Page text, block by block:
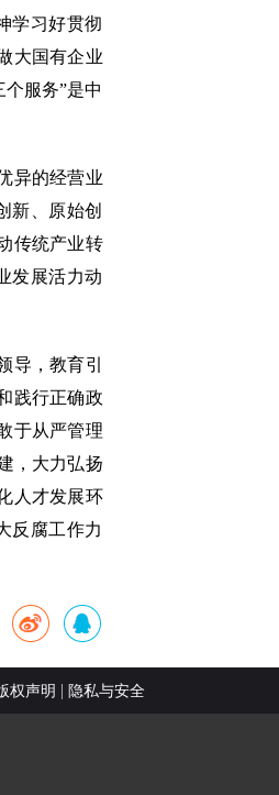
学习好贯彻
大国有企业
服务”是中
异的经营业
新、原始创
传统产业转
发展活力动
，教育引
践行正确政
于从严管理
，大力弘扬
人才发展环
反腐工作力
权声明 | 隐私与安全